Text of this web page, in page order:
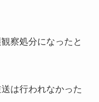
察処分になったと
は行われなかった